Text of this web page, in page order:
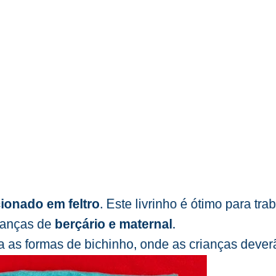
em feltro. Este livrinho é ótimo para
de berçário e maternal .
as formas de bichinho, onde as crianças